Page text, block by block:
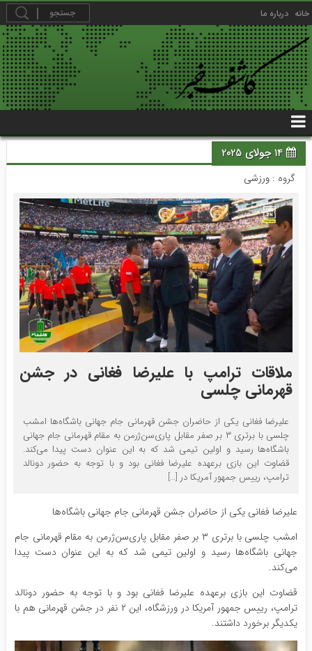
خانه درباره ما
14 جولای 2025
گروه :ورزشی
ملاقات ترامپ با علیرضا فغانی در جشن
قهرمانی چلسی
علیرضا فغانی یکی از حاضران جشن قهرمانی جام جهانی باشگاه‌ها امشب
چلسی با برتری ۳ بر صفر مقابل پاری‌سن‌ژرمن به مقام قهرمانی جام جهانی
باشگاه‌ها رسید و اولین تیمی شد که به این عنوان دست پیدا می‌کند.
قضاوت این بازی برعهده علیرضا فغانی بود و با توجه به حضور دونالد
ترامپ، رییس جمهور آمریکا در […]
علیرضا فغانی یکی از حاضران جشن قهرمانی جام جهانی باشگاه‌ها
امشب چلسی با برتری ۳ بر صفر مقابل پاری‌سن‌ژرمن به مقام قهرمانی جام
جهانی باشگاه‌ها رسید و اولین تیمی شد که به این عنوان دست پیدا
می‌کند.
قضاوت این بازی برعهده علیرضا فغانی بود و با توجه به حضور دونالد
ترامپ، رییس جمهور آمریکا در ورزشگاه، این ۲ نفر در جشن قهرمانی هم با
یکدیگر برخورد داشتند.